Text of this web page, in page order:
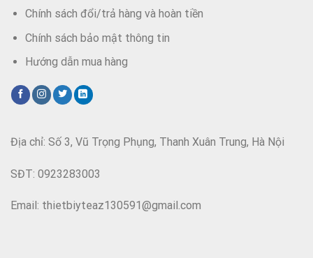
Địa chỉ: Số 3, Vũ Trọng Phụng, Thanh Xuân Trung, Hà Nội
SĐT: 0923283003
Email: thietbiyteaz130591@gmail.com
Chính sách đổi/trả hàng và hoàn tiền
Chính sách bảo mật thông tin
Hướng dẫn mua hàng